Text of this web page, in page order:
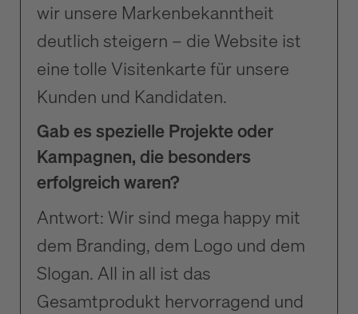
wir unsere Markenbekanntheit
deutlich steigern – die Website ist
eine tolle Visitenkarte für unsere
Kunden und Kandidaten.
Gab es spezielle Projekte oder
Kampagnen, die besonders
erfolgreich waren?
Antwort: Wir sind mega happy mit
dem Branding, dem Logo und dem
Slogan. All in all ist das
Gesamtprodukt hervorragend und